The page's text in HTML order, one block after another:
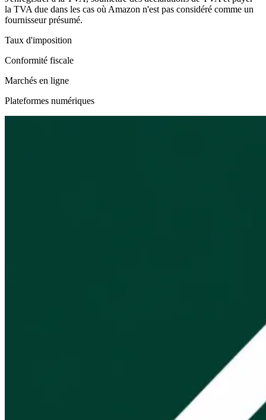
la TVA due dans les cas où Amazon n'est pas considéré comme un
fournisseur présumé.
Taux d'imposition
Conformité fiscale
Marchés en ligne
Plateformes numériques